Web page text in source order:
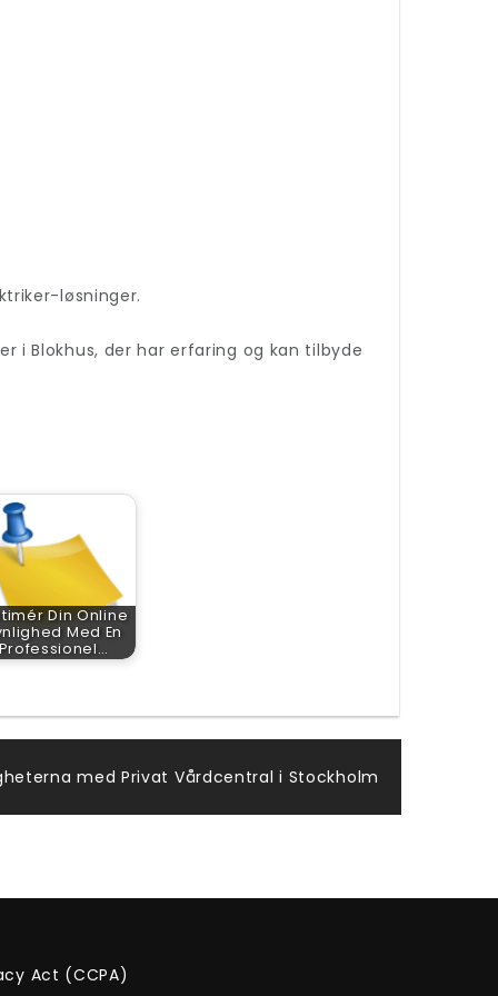
løsninger.
Blokhus, der har erfaring og kan tilbyde
Din Online
Med En
Professionel…
med Privat Vårdcentral i Stockholm
Act (CCPA)